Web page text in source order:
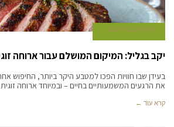
8 באוקטובר 2025
יקב בגליל: המיקום המושלם עבור ארוחה
בעידן שבו חוויות הפכו למטבע היקר ביותר, החיפוש
את הרגעים המשמעותיים בחיים – ובמיוחד ארוחה זוגית
קרא עוד ←